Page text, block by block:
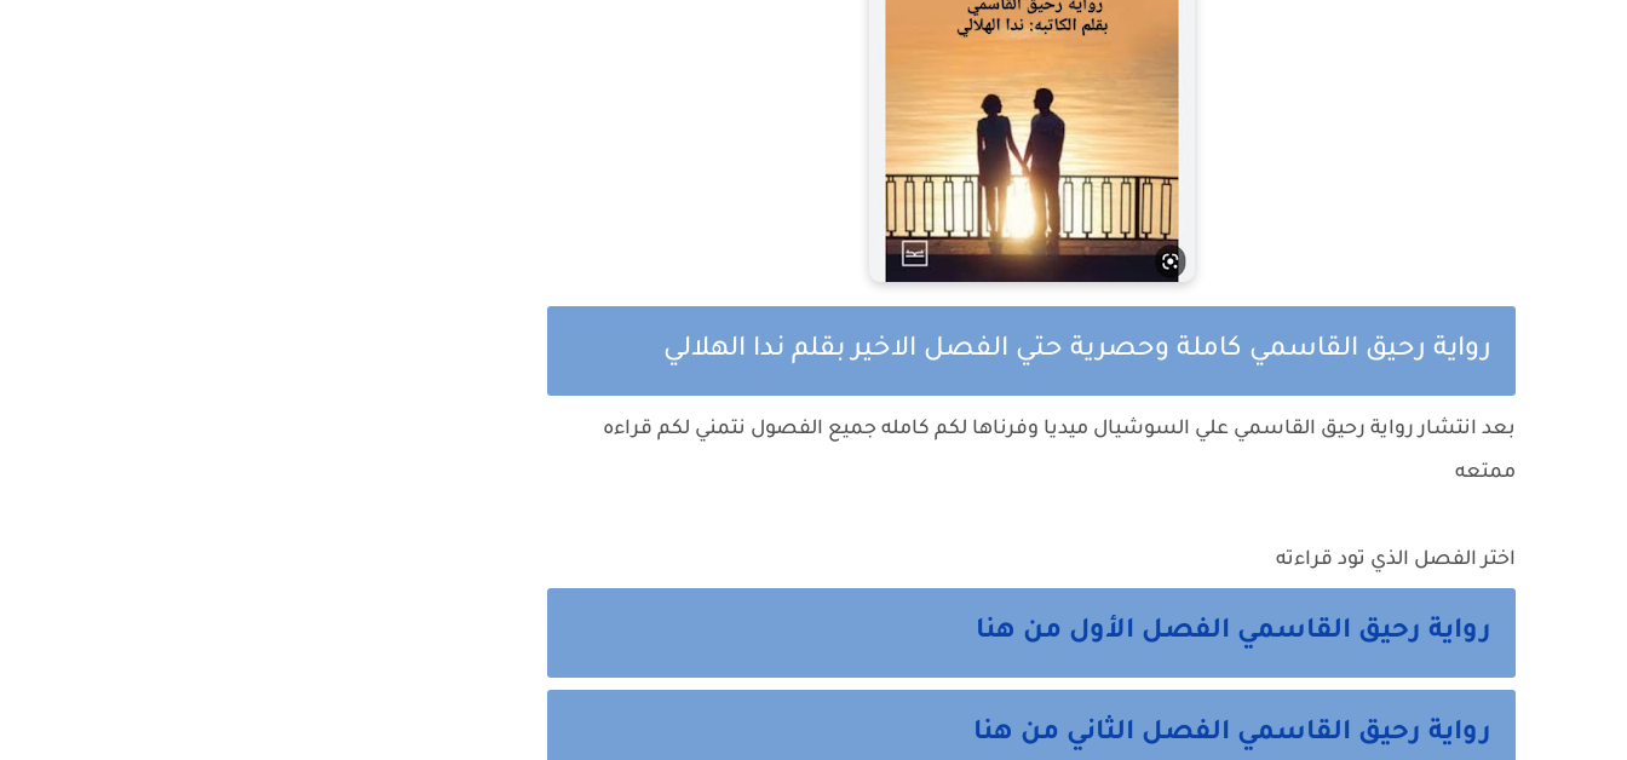
رواية رحيق القاسمي كاملة وحصرية حتي الفصل الاخير بقلم ندا الهلالي
بعد انتشاررواية رحيق القاسمي علي السوشيال ميديا وفرناها لكم كامله جميع الفصول نتمني لكم قراءه
ممتعه
اختر الفصل الذي تود قراءته
رواية رحيق القاسمي الفصل الأول من هنا
رواية رحيق القاسمي الفصل الثاني من هنا